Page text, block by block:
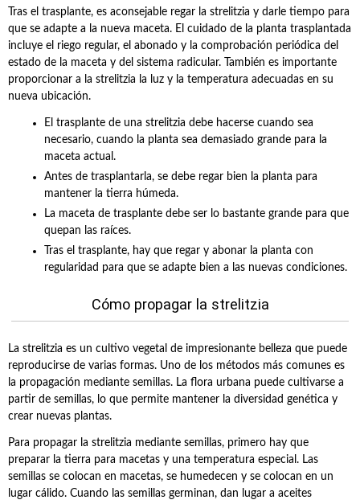
Tras el trasplante, es aconsejable regar la strelitzia y darle tiempo para
que se adapte a la nueva maceta. El cuidado de la planta trasplantada
incluye el riego regular, el abonado y la comprobación periódica del
estado de la maceta y del sistema radicular. También es importante
proporcionar a la strelitzia la luz y la temperatura adecuadas en su
nueva ubicación.
El trasplante de una strelitzia debe hacerse cuando sea
necesario, cuando la planta sea demasiado grande para la
maceta actual.
Antes de trasplantarla, se debe regar bien la planta para
mantener la tierra húmeda.
La maceta de trasplante debe ser lo bastante grande para que
quepan las raíces.
Tras el trasplante, hay que regar y abonar la planta con
regularidad para que se adapte bien a las nuevas condiciones.
Cómo propagar la strelitzia
La strelitzia es un cultivo vegetal de impresionante belleza que puede
reproducirse de varias formas. Uno de los métodos más comunes es
la propagación mediante semillas. La flora urbana puede cultivarse a
partir de semillas, lo que permite mantener la diversidad genética y
crear nuevas plantas.
Para propagar la strelitzia mediante semillas, primero hay que
preparar la tierra para macetas y una temperatura especial. Las
semillas se colocan en macetas, se humedecen y se colocan en un
lugar cálido. Cuando las semillas germinan, dan lugar a aceites